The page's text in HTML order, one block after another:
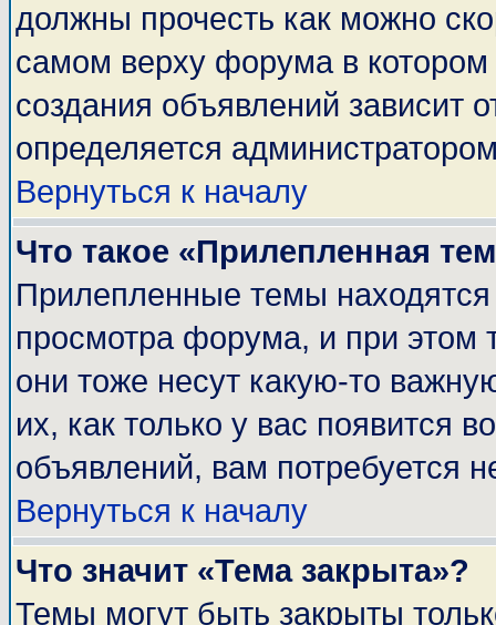
должны прочесть как можно
самом верху форума в
создания объявлений зависит
определяется
Вернуться к началу
Что такое «Прилепленная
Прилепленные темы
просмотра форума, и при этом
они тоже несут какую-то
их, как только у вас появится
объявлений, вам потребуется
Вернуться к началу
Что значит «Тема закрыта»?
Темы могут быть закрыты